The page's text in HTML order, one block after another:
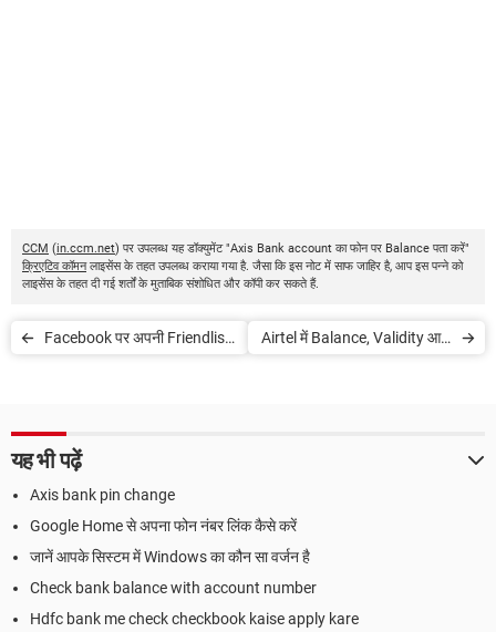
CCM (in.ccm.net) पर उपलब्ध यह डॉक्युमेंट "Axis Bank account का फोन पर Balance पता करें"
क्रिएटिव कॉमनलाइसेंस के तहत उपलब्ध कराया गया है. जैसा कि इस नोट में साफ जाहिर है, आप इस पन्ने को
लाइसेंस के तहत दी गई शर्तों के मुताबिक संशोधित और कॉपी कर सकते हैं.
Facebook पर अपनी Friendlist
Airtel में Balance, Validity आदि
यह भी पढ़ें
Axis bank pin change
Google Home से अपना फोन नंबर लिंक कैसे करें
जानें आपके सिस्टम में Windows का कौन सा वर्जन है
Check bank balance with account number
Hdfc bank me check checkbook kaise apply kare